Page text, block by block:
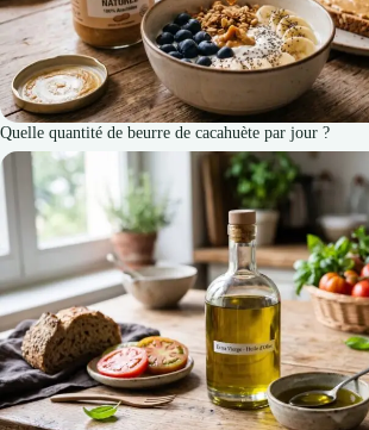
Quelle quantité de beurre de cacahuète par jour ?